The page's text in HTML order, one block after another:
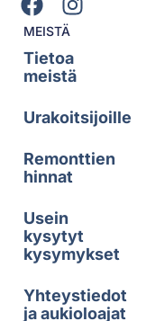
MEISTÄ
Tietoa
meistä
Urakoitsijoille
Remonttien
hinnat
Usein
kysytyt
kysymykset
Yhteystiedot
ja aukioloajat